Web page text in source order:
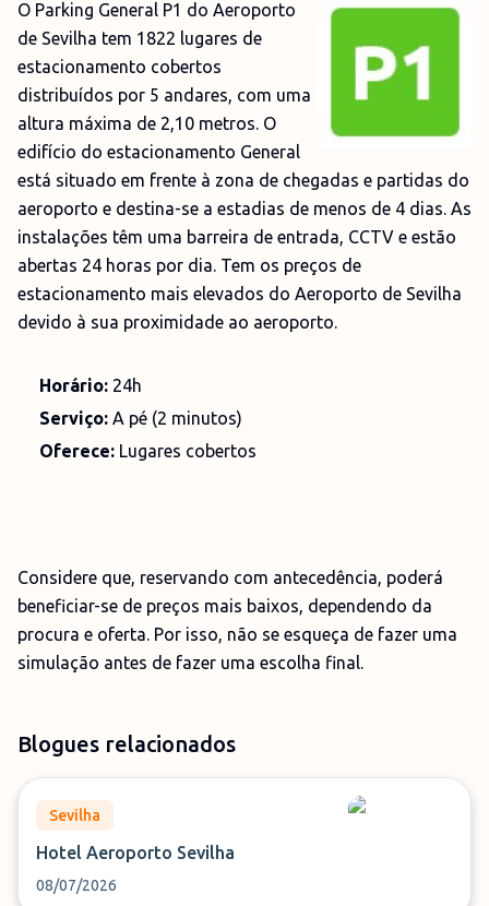
O Parking General P1 do Aeroporto
de Sevilha tem 1822 lugares de
estacionamento cobertos
distribuídos por 5 andares, com uma
altura máxima de 2,10 metros. O
edifício do estacionamento General
está situado em frente à zona de chegadas e partidas do
aeroporto e destina-se a estadias de menos de 4 dias. As
instalações têm uma barreira de entrada, CCTV e estão
abertas 24 horas por dia. Tem os preços de
estacionamento mais elevados do Aeroporto de Sevilha
devido à sua proximidade ao aeroporto.
Horário: 24h
Serviço: A pé (2 minutos)
Oferece: Lugares cobertos
Considere que, reservando com antecedência, poderá
beneficiar-se de preços mais baixos, dependendo da
procura e oferta. Por isso, não se esqueça de fazer uma
simulação antes de fazer uma escolha final.
Blogues relacionados
Sevilha
Hotel Aeroporto Sevilha
08/07/2026